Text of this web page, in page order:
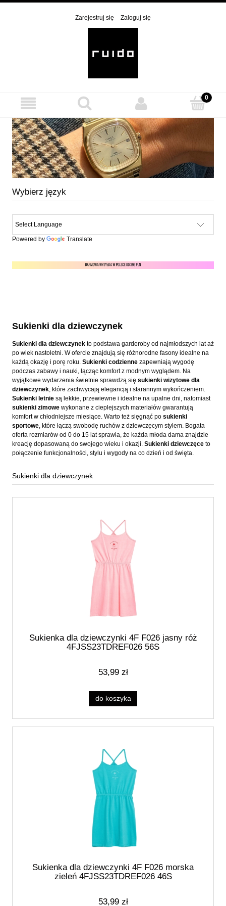
Zarejestruj się Zaloguj się
Wybierz język
Powered by Translate
Sukienki dla dziewczynek
Sukienki dla dziewczynek to podstawa garderoby od najmłodszych lat aż
po wiek nastoletni. W ofercie znajdują się różnorodne fasony idealne na
każdą okazję i porę roku. Sukienki codzienne zapewniają wygodę
podczas zabawy i nauki, łącząc komfort z modnym wyglądem. Na
wyjątkowe wydarzenia świetnie sprawdzą się sukienki wizytowe dla
dziewczynek, które zachwycają elegancją i starannym wykończeniem.
Sukienki letnie są lekkie, przewiewne i idealne na upalne dni, natomiast
sukienki zimowe wykonane z cieplejszych materiałów gwarantują
komfort w chłodniejsze miesiące. Warto też sięgnąć po sukienki
sportowe, które łączą swobodę ruchów z dziewczęcym stylem. Bogata
oferta rozmiarów od 0 do 15 lat sprawia, że każda młoda dama znajdzie
kreację dopasowaną do swojego wieku i okazji. Sukienki dziewczęce to
połączenie funkcjonalności, stylu i wygody na co dzień i od święta.
Sukienki dla dziewczynek
Sukienka dla dziewczynki 4F F026 jasny róż
4FJSS23TDREF026 56S
53,99 zł
do koszyka
Sukienka dla dziewczynki 4F F026 morska
zieleń 4FJSS23TDREF026 46S
53,99 zł